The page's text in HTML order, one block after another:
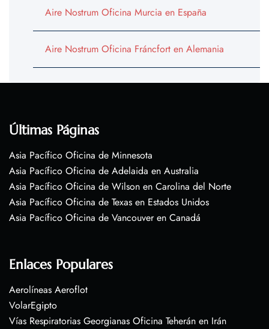
Aire Nostrum Oficina Murcia en España
Aire Nostrum Oficina Fráncfort en Alemania
Últimas Páginas
Asia Pacífico Oficina de Minnesota
Asia Pacífico Oficina de Adelaida en Australia
Asia Pacífico Oficina de Wilson en Carolina del Norte
Asia Pacífico Oficina de Texas en Estados Unidos
Asia Pacífico Oficina de Vancouver en Canadá
Enlaces Populares
Aerolíneas Aeroflot
VolarEgipto
Vías Respiratorias Georgianas Oficina Teherán en Irán